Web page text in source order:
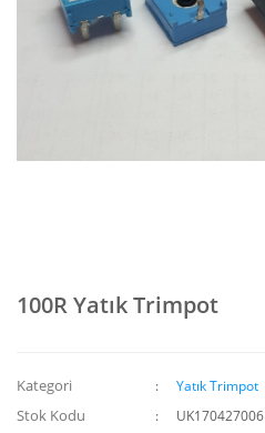
100R Yatık Trimpot
Kategori Yatık Trimpot
Stok Kodu UK170427006